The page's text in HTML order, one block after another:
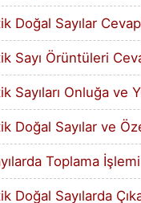
Doğal Sayılar
Sayı Örüntüleri
Sayıları Onluğa ve
Doğal Sayılar ve
Toplama
Doğal Sayılarda